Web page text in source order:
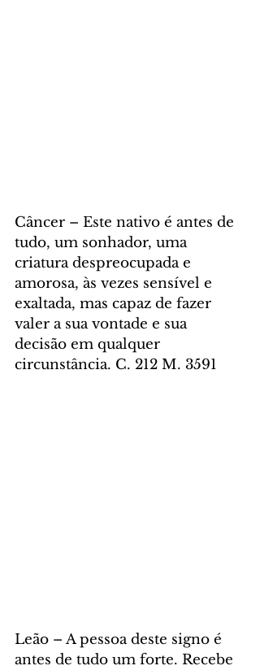
Câncer – Este nativo é antes de
tudo, um sonhador, uma
criatura despreocupada e
amorosa, às vezes sensível e
exaltada, mas capaz de fazer
valer a sua vontade e sua
decisão em qualquer
circunstância. C. 212 M. 3591
Leão – A pessoa deste signo é
antes de tudo um forte. Recebe